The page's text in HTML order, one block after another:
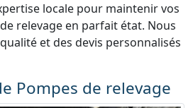
locale pour maintenir vos
relevage en parfait état. Nous
et des devis personnalisés
Pompes de relevage